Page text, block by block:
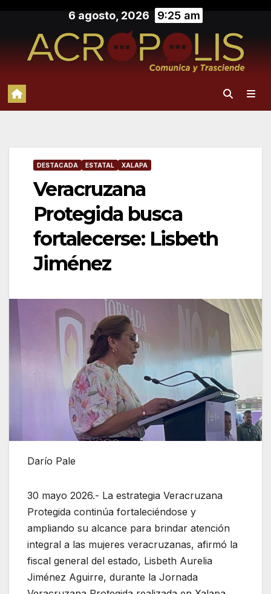
contenido
6 agosto, 2026 9:25 am
DESTACADA ESTATAL XALAPA
Veracruzana
Protegida busca
fortalecerse: Lisbeth
Jiménez
Darío Pale
30 mayo 2026.- La estrategia Veracruzana
Protegida continúa fortaleciéndose y
ampliando su alcance para brindar atención
integral a las mujeres veracruzanas, afirmó la
fiscal general del estado, Lisbeth Aurelia
Jiménez Aguirre, durante la Jornada